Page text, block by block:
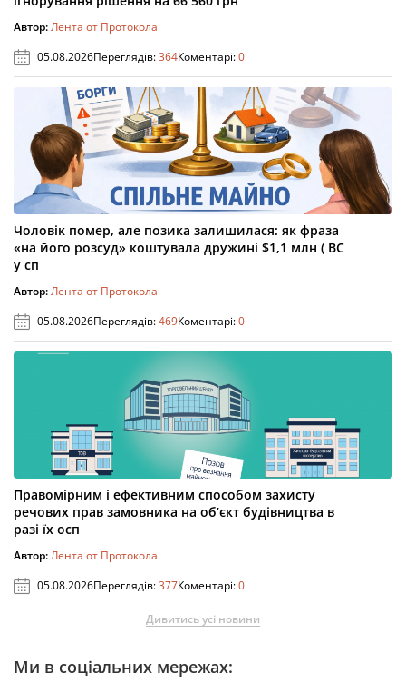
Автор:Лента от Протокола
05.08.2026Переглядів:364Коментарі:0
Чоловік помер, але позика залишилася: як фраза
«на його розсуд» коштувала дружині $1,1 млн ( ВС
у сп
Автор:Лента от Протокола
05.08.2026Переглядів:469Коментарі:0
Правомірним і ефективним способом захисту
речових прав замовника на об’єкт будівництва в
разі їх осп
Автор:Лента от Протокола
05.08.2026Переглядів:377Коментарі:0
Дивитись усі новини
Ми в соціальних мережах: